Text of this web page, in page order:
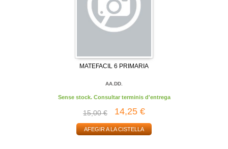
MATEFACIL 6 PRIMARIA
AA.DD.
Sense stock. Consultar terminis d'entrega
15,00 € 14,25 €
AFEGIR A LA CISTELLA